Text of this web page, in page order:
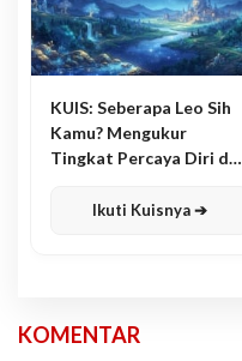
KUIS: Seberapa Leo Sih
Kamu? Mengukur
Tingkat Percaya Diri dan
Ikuti Kuisnya ➔
KOMENTAR